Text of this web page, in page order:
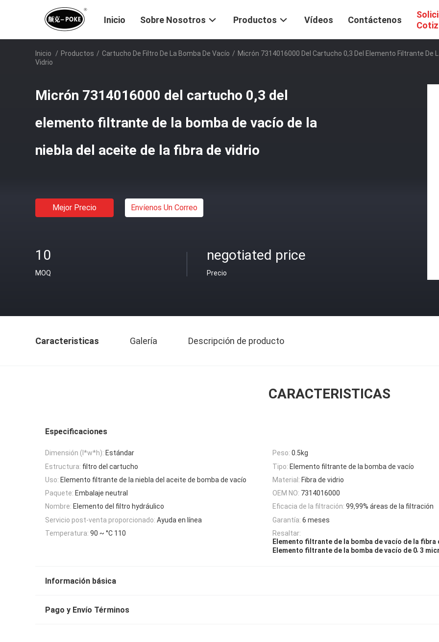
Inicio Sobre Nosotros Productos Vídeos Contáctenos
Inicio / Productos / Cartucho De Filtro De La Bomba De Vacío / Micrón 7314016000 Del Cartucho 0,3 Del Elemento Filtrante De
Vidrio
Micrón 7314016000 del cartucho 0,3 del
elemento filtrante de la bomba de vacío de la
niebla del aceite de la fibra de vidrio
Mejor Precio Envíenos Un Correo
10
MOQ
negotiated price
Precio
Caracteristicas Galería Descripción de producto
CARACTERISTICAS
Especificaciones
Dimensión (l*w*h): Estándar Peso: 0.5kg
Estructura: filtro del cartucho Tipo: Elemento filtrante de la bomba de vacío
Uso: Elemento filtrante de la niebla del aceite de bomba de vacío Material: Fibra de vidrio
Paquete: Embalaje neutral OEM NO: 7314016000
Nombre: Elemento del filtro hydráulico Eficacia de la filtración: 99,99% áreas de la filtración
Servicio post-venta proporcionado: Ayuda en línea Garantía: 6 meses
Temperatura: 90 ~ °C 110
Resaltar:
Elemento filtrante de la bomba de vacío de la fibra
Elemento filtrante de la bomba de vacío de 0, 3
Información básica
Pago y Envío Términos